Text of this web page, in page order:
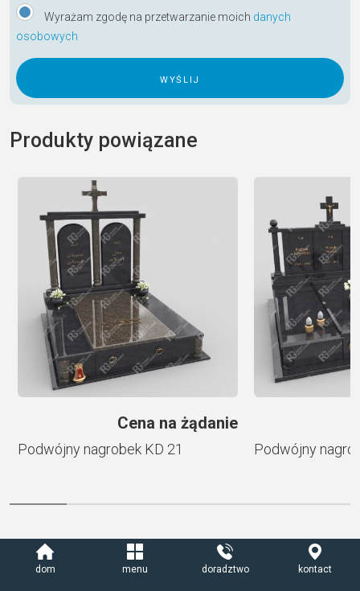
dom menu doradztwo kontact
Wyrażam zgodę na przetwarzanie moich danych
osobowych
A
t
r
Produkty powiązane
Cena na żądanie
Podwójny nagrobek KD 21 Podwójny
Dekorowanie